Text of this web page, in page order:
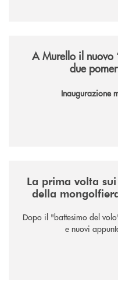
A Murello il nuovo
due
Inaugurazione
La prima volta
della
Dopo il "battesimo del
e nuovi